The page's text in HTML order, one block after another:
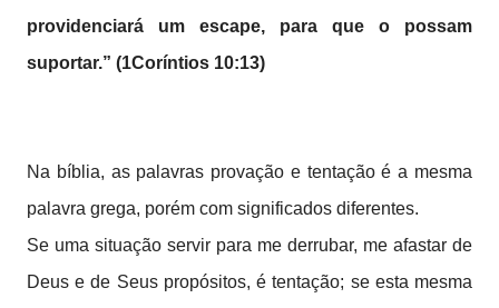
providenciará um escape, para que o possam
suportar.” (1Coríntios 10:13)
Na bíblia, as palavras provação e tentação é a mesma
palavra grega, porém com significados diferentes.
Se uma situação servir para me derrubar, me afastar de
Deus e de Seus propósitos, é tentação; se esta mesma